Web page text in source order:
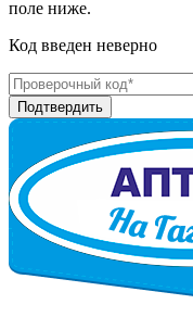
поле ниже.
Код введен неверно